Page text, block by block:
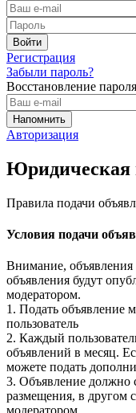
Регистрация
Забыли пароль?
Восстановление пароля
Авторизация
Юридическая
Правила подачи
Условия подачи
Внимание, объявления
объявления будут
модератором.
1. Подать объявление
пользователь
2. Каждый
объявлений в месяц.
можете подать
3. Объявление должно
размещения, в другом